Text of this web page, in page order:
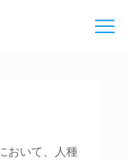
おいて、人種